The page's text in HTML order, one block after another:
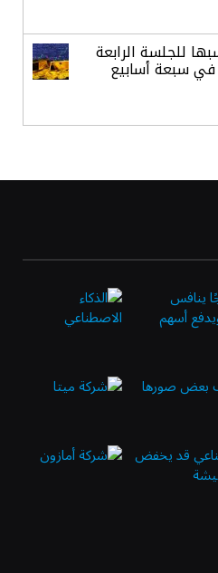
للجلسة الرابعة
سبعة أسابيع
رحلاته إلى مومباي
على رخصة مزاولة
تطوير للبيئة
في أسبوعين بدعم
أدنى مستوياته
ينافس
أسهم
بعض صورها
قد يخفض